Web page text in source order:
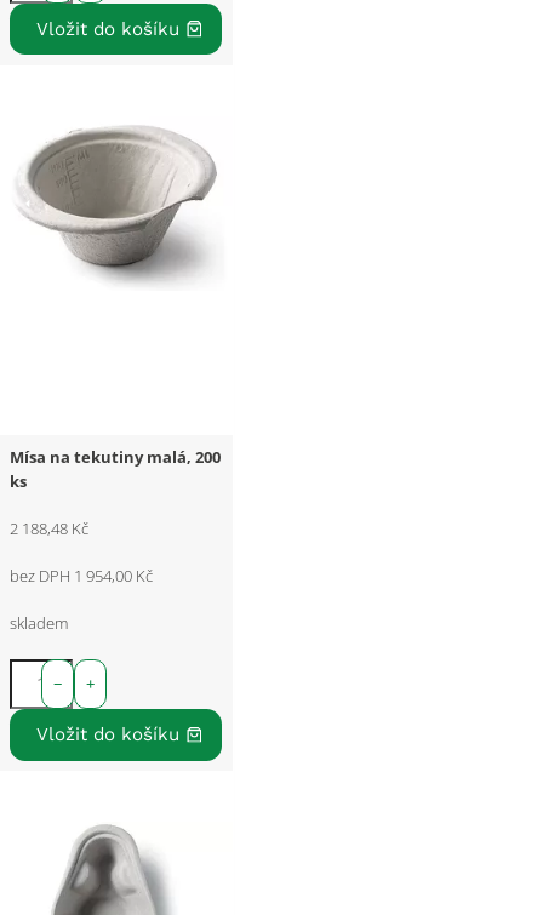
Mísa na tekutiny malá, 200
ks
2 188,48 Kč
bez DPH 1 954,00 Kč
skladem
+
−